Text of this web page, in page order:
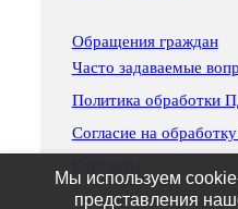
Обращения граждан
Часто задаваемые
Политика обработки
Согласие на
Мы используем
представления